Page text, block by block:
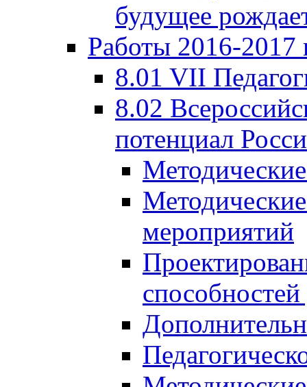
будущее
Работы 2016-2017
8.01 VII
8.02
потенциал
мероприятий